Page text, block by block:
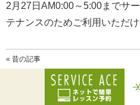
2月27日AM0:00～5:00までサ
テナンスのためご利用いただ
« 昔の記事